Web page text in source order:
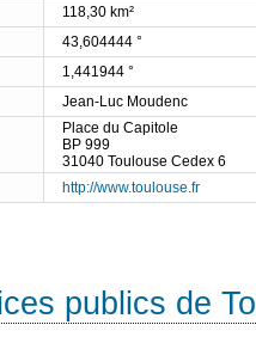
118,30 km²
43,604444 °
1,441944 °
Jean-Luc Moudenc
Place du Capitole
BP 999
31040 Toulouse Cedex 6
http://www.toulouse.fr
publics de